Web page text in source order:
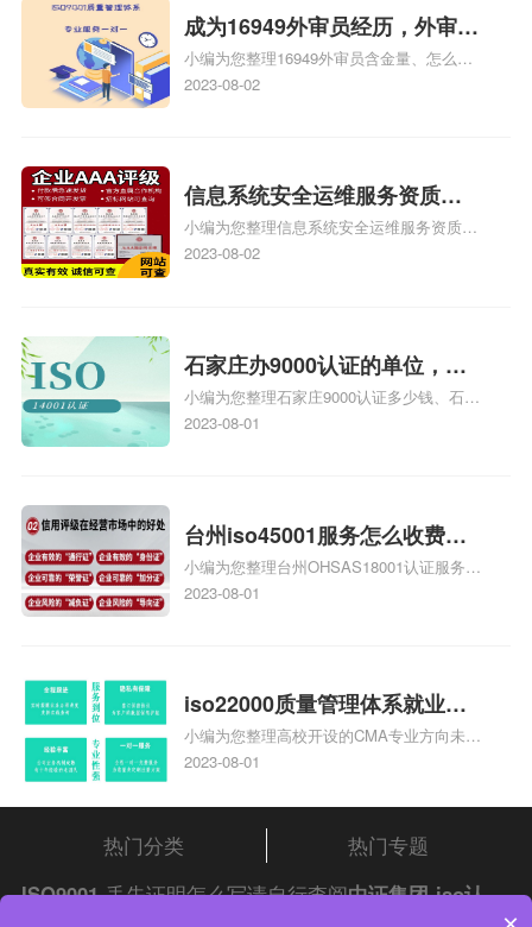
成为16949外审员经历，外审员
16949
小编为您整理16949外审员含金量、怎么才
能成为注册的TS16949:2009的外审员、我
2023-08-02
信息系统安全运维服务资质二
级费用，信息系统安全运维服
务资质二级
小编为您整理信息系统安全运维服务资质认
证证书机构有哪些、安全运维服务资质的费
体系认证知识，详情可查看下方正文！
2023-08-02
石家庄办9000认证的单位，石
家庄9000认证的公司
小编为您整理石家庄9000认证多少钱、石家
庄9000认证价格多少钱、石家庄9000认证
2023-08-01
台州iso45001服务怎么收费，
台州iso45001认证服务怎么收
费
小编为您整理台州OHSAS18001认证服务中
心哪家收费便宜、台州ISO9000认证，哪个
标准是什么相关iso体系认证知识，详情可
查看下方正文！
2023-08-01
iso22000质量管理体系就业方
向，质量管理与认证就业方向
小编为您整理高校开设的CMA专业方向未来
就业前景及就业方向如何、cma就业方向有
和cma未来就业方向、大学生考完cma，就
哪些就业方向相关iso体系认证知识，详情
可查看下方正文！
2023-08-01
热门分类
热门专题
ISO9001 丢失证明怎么写请自行查阅中证集团 iso认